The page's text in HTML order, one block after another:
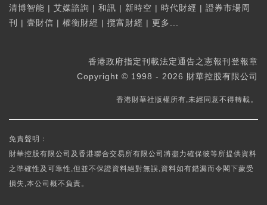
清博智能 | 艾媒諮詢 | 和訊 | 新時空 | 時代財經 | 證券市場周
刊
| 壹財信 | 權衡財經 | 攬富財經 | 更多...
香港政府指定刊載法定通告之憲報刊登報章
Copyright © 1998 - 2026 財華控股有限公司
香港財華社版權所有,未經同意不得轉載。
免責聲明：
財華控股有限公司及香港聯合交易所有限公司將盡力確保彼等所提供資料
之準確性及可靠性,但並不保證資料絕對無誤,資料如有錯漏而令閣下蒙受
損失,本公司概不負責。